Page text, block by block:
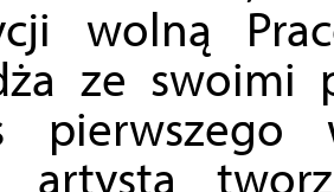
wolną
ze swoimi
artysta